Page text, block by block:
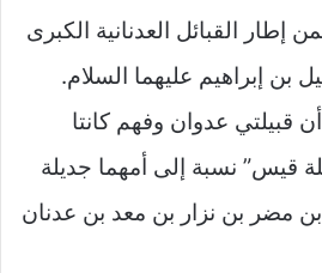
القبائل العدنانية الكبرى
بن إبراهيم عليهما السلام.
قبيلتي عدوان وفهم كانتا
قيس” نسبة إلى أمهما جديلة
مضر بن نزار بن معد بن عدنان